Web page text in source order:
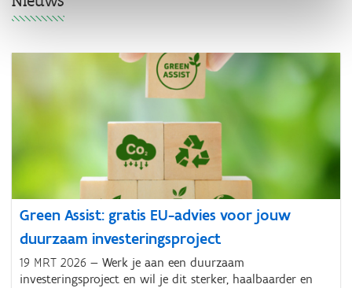
Green Assist: gratis EU-advies voor jouw
duurzaam investeringsproject
19 MRT 2026
Werk je aan een duurzaam
investeringsproject en wil je dit sterker, haalbaarder en